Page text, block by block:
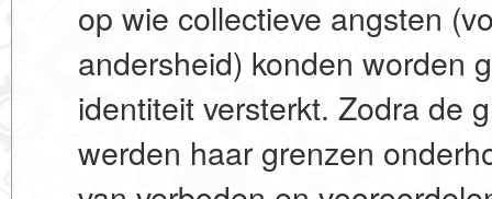
op wie collectieve angsten
andersheid) konden worden
identiteit versterkt. Zodra de
werden haar grenzen